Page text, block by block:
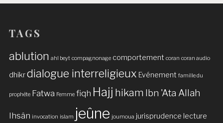
TAGS
ablution ahl beyt compagnonage comportement coran coran audio
dhikrdialogue interreligieux Evénement famille du
prophète Fatwa Femme fiqh Hajj hikam Ibn 'Ata Allah
Ihsân invocation islam jeûne joumoua jurisprudence lecture